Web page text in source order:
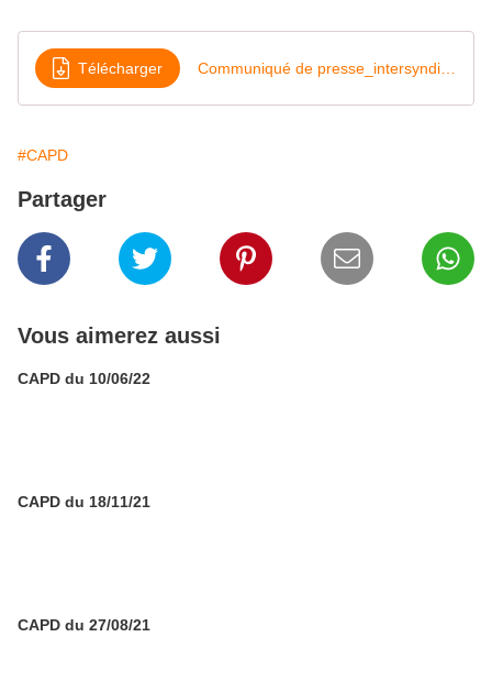
Télécharger
#CAPD
Partager
Vous aimerez aussi
CAPD du 10/06/22
CAPD du 18/11/21
CAPD du 27/08/21